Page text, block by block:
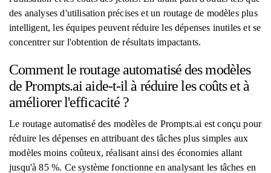
des analyses d'utilisation précises et un routage de modèles plus
intelligent, les équipes peuvent réduire les dépenses inutiles et se
concentrer sur l'obtention de résultats impactants.
Comment le routage automatisé des modèles
de Prompts.ai aide-t-il à réduire les coûts et à
améliorer l'efficacité ?
Le routage automatisé des modèles de Prompts.ai est conçu pour
réduire les dépenses en attribuant des tâches plus simples aux
modèles moins coûteux, réalisant ainsi des économies allant
jusqu'à 85 %. Ce système fonctionne en analysant les tâches en